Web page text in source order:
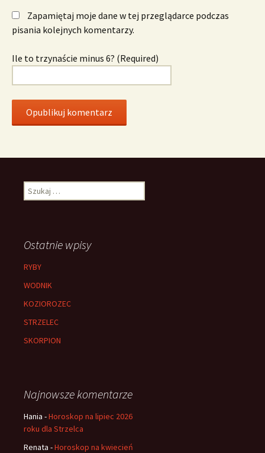
Zapamiętaj moje dane w tej przeglądarce podczas
pisania kolejnych komentarzy.
Ile to trzynaście minus 6? (Required)
Szukaj:
Ostatnie wpisy
RYBY
WODNIK
KOZIOROZEC
STRZELEC
SKORPION
Najnowsze komentarze
Hania -Horoskop na lipiec 2026
roku dla Strzelca
Renata -Horoskop na kwiecień